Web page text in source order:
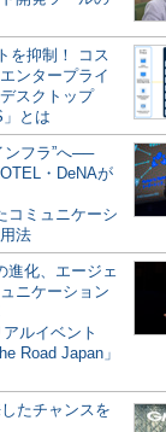
を抑制！ コス
ンタープライ
スクトップ
」とは
ンフラ”へ──
・DeNAが
コミュニケーシ
法
進化、エージェ
ニケーション
ルイベント
Road Japan」
たチャンスを